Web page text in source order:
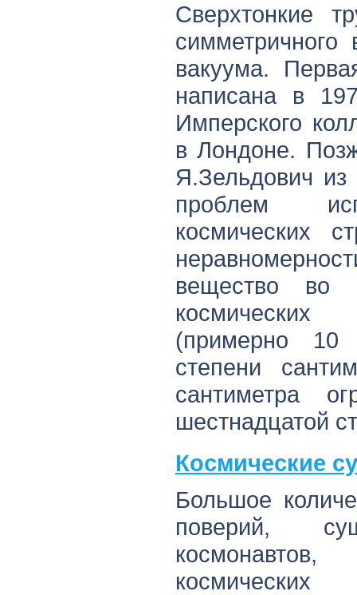
Сверхтонкие
симметричного
вакуума.
написана в
Имперского
в Лондоне.
Я.Зельдович из
проблем
космических
вещество во
(примерно 10
степени
сантиметра
шестнадцатой
Космические
Большое
поверий,